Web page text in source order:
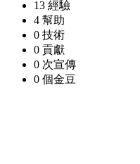
13 經驗
4 幫助
0 技術
0 貢獻
0 次宣傳
0 個金豆